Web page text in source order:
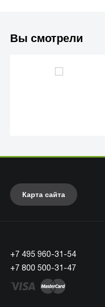
Вы смотрели
Карта сайта
+7 495 960-31-54
+7 800 500-31-47